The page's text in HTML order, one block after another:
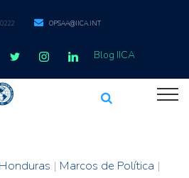
OPSAA@IICA.INT
Blog IICA
Honduras | Marcos de Política |